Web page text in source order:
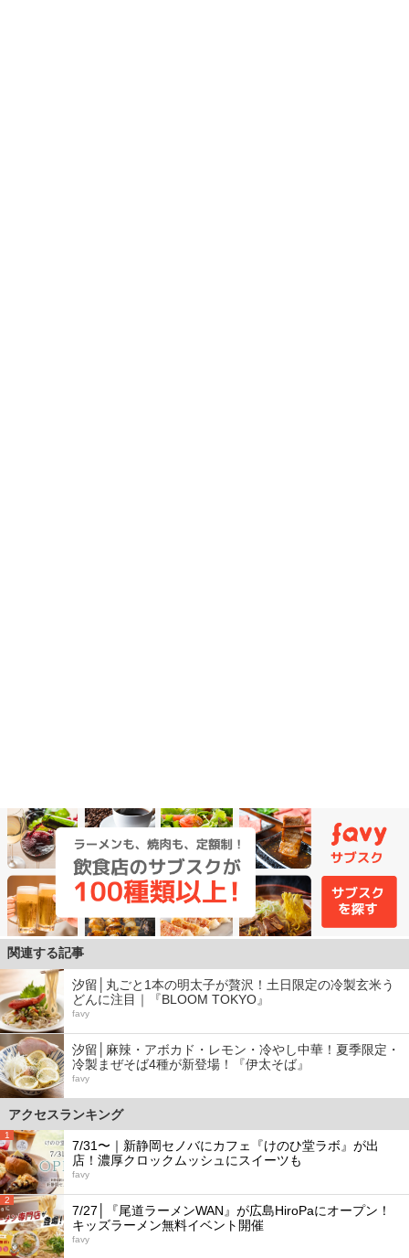
関連する記事
汐留│丸ごと1本の明太子が贅沢！土日限定の冷製玄米う
どんに注目｜『BLOOM TOKYO』
favy
汐留│麻辣・アボカド・レモン・冷やし中華！夏季限定・
冷製まぜそば4種が新登場！『伊太そば』
favy
アクセスランキング
1
7/31〜｜新静岡セノバにカフェ『けのひ堂ラボ』が出
店！濃厚クロックムッシュにスイーツも
favy
2
7/27│『尾道ラーメンWAN』が広島HiroPaにオープン！
キッズラーメン無料イベント開催
favy